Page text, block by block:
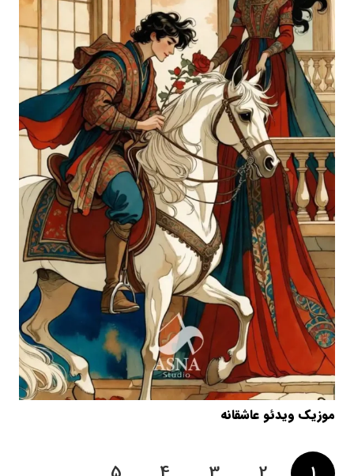
موزیک ویدئو عاشقانه